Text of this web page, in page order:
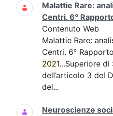
Malattie Rare:
Centri. 6°
Contenuto Web
Malattie Rare:
Centri. 6°
2021...Superiore
dell’articolo 3 del
del...
Neuroscienze